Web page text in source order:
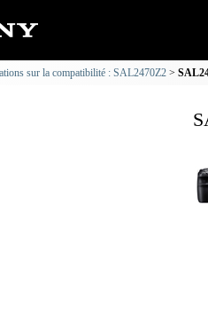
sur la compatibilité : SAL2470Z2